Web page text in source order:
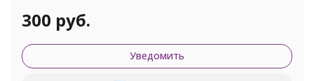
300 руб.
Уведомить